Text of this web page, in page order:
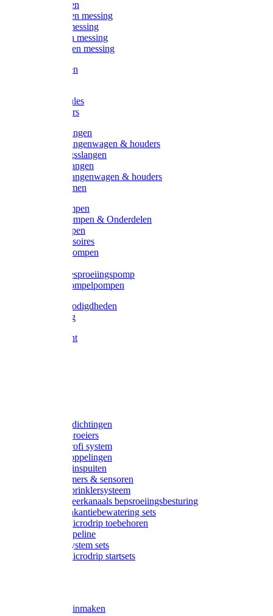
Kogelkranen
Koppelingen messing
Sproeiers messing
Tuinspuiten messing
Slangstukken messing
Handspuiten
Kunststoftules
Regenmeters
Overige slangen
Overige slangenwagen & houders
Beregeningsslangen
Gardena slangen
Gardena slangenwagen & houders
Slangklemmen
Leader pompen
Zwengelpompen & Onderdelen
Ebara pompen
Pompaccessoires
Excellent pompen
Gardena besproeiingspomp
Gardena dompelpompen
Tyleen benodigdheden
Tyleenslang
Lange bocht
Gardena afdichtingen
Gardena sproeiers
Gardena Profi system
Gardena koppelingen
Gardena tuinspuiten
Gardena timers & sensoren
Gardena Sprinklersysteem
Gardena meerkanaals bepsroeiingsbesturing
Gardena vakantiebewatering sets
Gardena Microdrip toebehoren
Gardena Pipeline
Gardena System sets
Gardena Microdrip startsets
Wecken & inmaken